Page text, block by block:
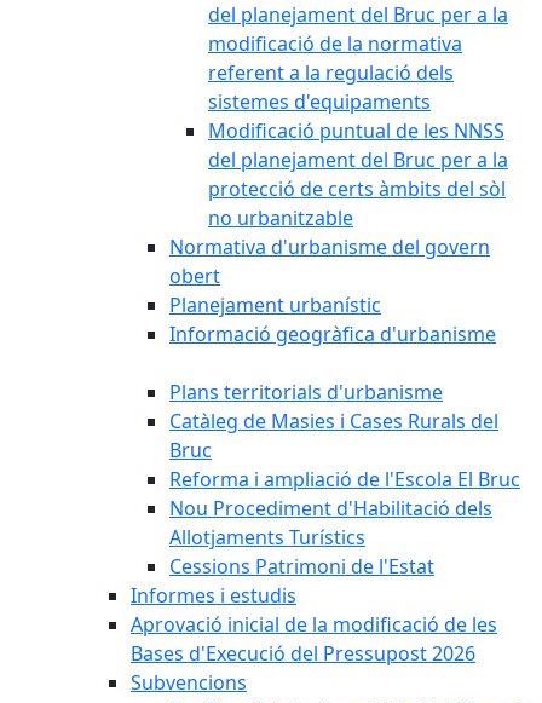
del planejament del Bruc per a la
modificació de la normativa
referent a la regulació dels
sistemes d'equipaments
Modificació puntual de les NNSS
del planejament del Bruc per a la
protecció de certs àmbits del sòl
no urbanitzable
Normativa d'urbanisme del govern
obert
Planejament urbanístic
Informació geogràfica d'urbanisme
Plans territorials d'urbanisme
Catàleg de Masies i Cases Rurals del
Bruc
Reforma i ampliació de l'Escola El Bruc
Nou Procediment d'Habilitació dels
Allotjaments Turístics
Cessions Patrimoni de l'Estat
Informes i estudis
Aprovació inicial de la modificació de les
Bases d'Execució del Pressupost 2026
Subvencions